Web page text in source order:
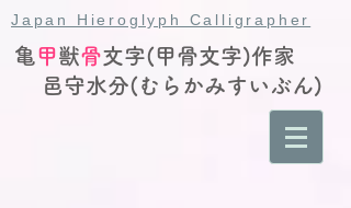
Japan Hieroglyph Calligrapher
亀甲獣骨文字(甲骨文字)作家
邑守水分(むらかみすいぶん)